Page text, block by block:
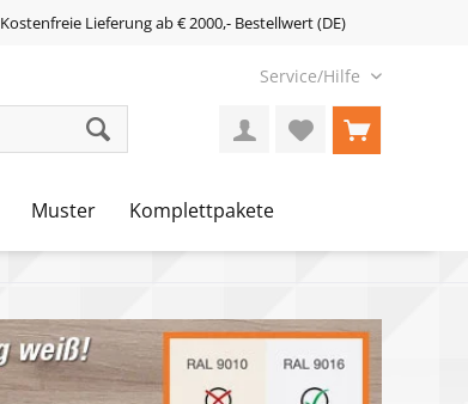
Kostenfreie Lieferung ab € 2000,- Bestellwert (DE)
Service/Hilfe
Muster Komplettpakete